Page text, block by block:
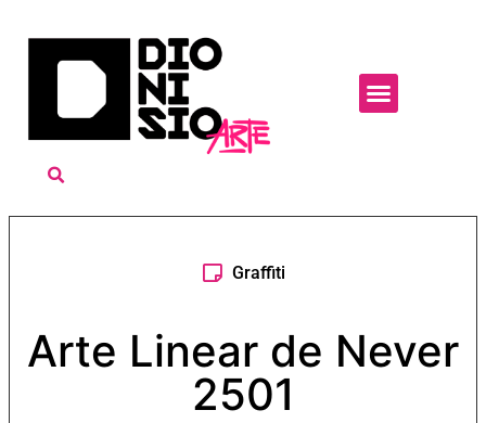
Graffiti
Arte Linear de Never
2501